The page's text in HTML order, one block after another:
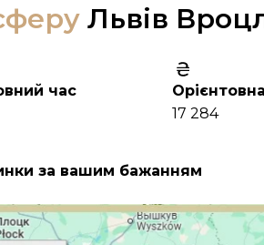
Львів
час
17 284
за вашим бажанням